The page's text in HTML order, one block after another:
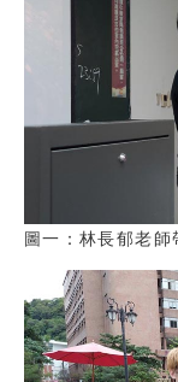
圖一：林長郁老